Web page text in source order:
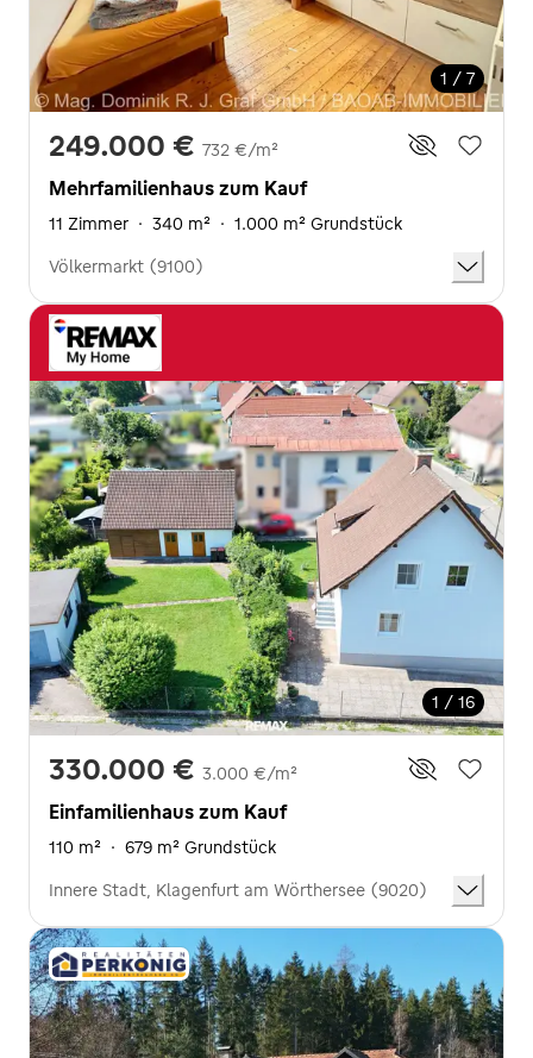
1 / 7
249.000 € 732 €/m²
Mehrfamilienhaus zum Kauf
11 Zimmer · 340 m² · 1.000 m² Grundstück
Völkermarkt (9100)
1 / 16
330.000 € 3.000 €/m²
Einfamilienhaus zum Kauf
110 m² · 679 m² Grundstück
Innere Stadt, Klagenfurt am Wörthersee (9020)